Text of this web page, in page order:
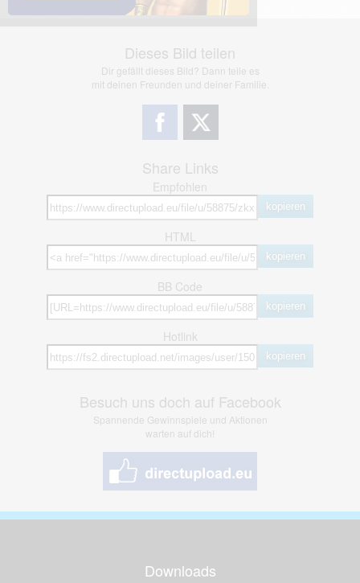
Dieses Bild teilen
Dir gefällt dieses Bild? Dann teile es
mit deinen Freunden und deiner Familie.
Share Links
Empfohlen
kopieren
HTML
kopieren
BB Code
kopieren
Hotlink
kopieren
Besuch uns doch auf Facebook
Spannende Gewinnspiele und Aktionen
warten auf dich!
Downloads